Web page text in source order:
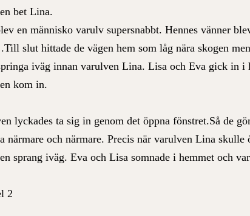
bet Lina.
en människo varulv supersnabbt. Hennes vänner
slut hittade de vägen hem som låg nära skogen
iväg innan varulven Lina. Lisa och Eva gick in i
kom in.
lyckades ta sig in genom det öppna fönstret.Så de
närmare och närmare. Precis när varulven Lina skulle
sprang iväg. Eva och Lisa somnade i hemmet och
2